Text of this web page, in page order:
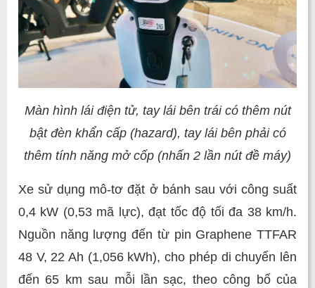
Màn hình lái điện tử, tay lái bên trái có thêm nút
bật đèn khẩn cấp (hazard), tay lái bên phải có
thêm tính năng mở cốp (nhấn 2 lần nút đề máy)
Xe sử dụng mô-tơ đặt ở bánh sau với công suất
0,4 kW (0,53 mã lực), đạt tốc độ tối đa 38 km/h.
Nguồn năng lượng đến từ pin Graphene TTFAR
48 V, 22 Ah (1,056 kWh), cho phép di chuyển lên
đến 65 km sau mỗi lần sạc, theo công bố của